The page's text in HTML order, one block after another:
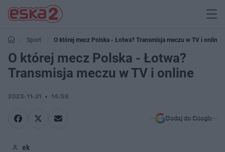
Sport O której mecz Polska - Łotwa? Transmisja meczu w TV i online
O której mecz Polska - Łotwa?
Transmisja meczu w TV i online
2023-11-21 14:59
Dodaj do Google
ek